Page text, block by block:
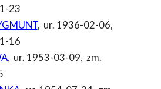
23
, ur. 1936-02-06,
16
, ur. 1953-03-09, zm.